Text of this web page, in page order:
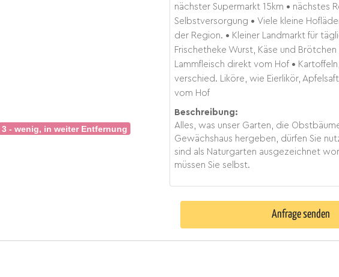
3 - wenig, in weiter Entfernung
nächster Supermarkt15 km nächstes
Selbstversorgung
Viele kleine
der Region.
Kleiner Landmarkt für
Frischetheke Wurst, Käse und Brötchen
Lammfleisch direkt vom Hof
verschied. Liköre, wie Eierlikör,
vom Hof
Beschreibung:
Alles, was unser Garten, die
Gewächshaus hergeben, dürfen Sie
sind als Naturgarten ausgezeichnet
müssen Sie selbst.
Anfrage senden